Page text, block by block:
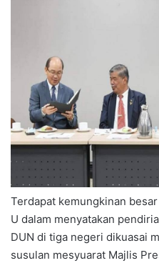
Terdapat kemungkinan
U dalam menyatakan
DUN di tiga negeri dikuasai
susulan mesyuarat Majlis